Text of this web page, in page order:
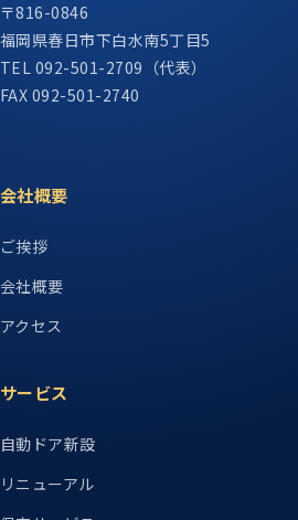
〒816-0846
福岡県春日市下白水南5丁目5
TEL 092-501-2709（代表）
FAX 092-501-2740
会社概要
ご挨拶
会社概要
アクセス
サービス
自動ドア新設
リニューアル